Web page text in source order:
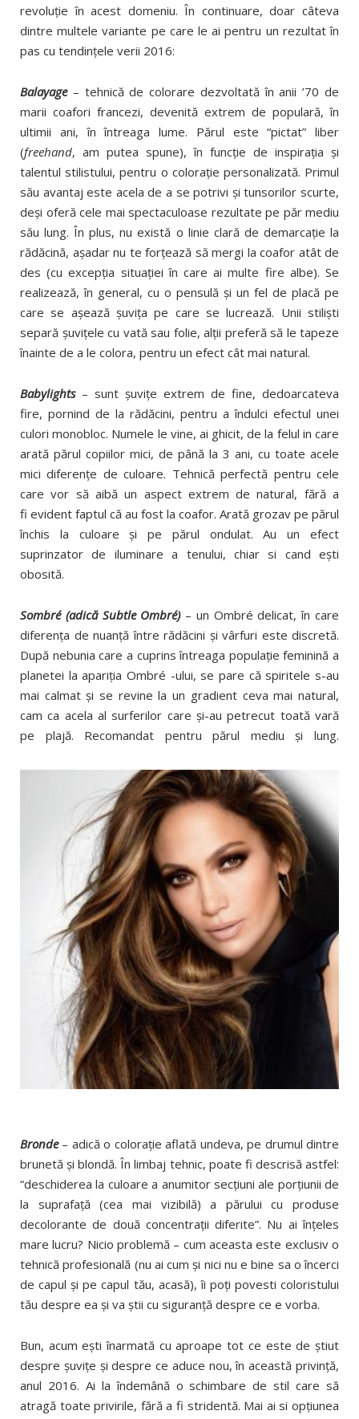
revoluţie în acest domeniu. În continuare, doar câteva
dintre multele variante pe care le ai pentru un rezultat în
pas cu tendinţele verii 2016:
Balayage– tehnică de colorare dezvoltată în anii ’70 de
marii coafori francezi, devenită extrem de populară, în
ultimii ani, în întreaga lume. Părul este “pictat” liber
(freehand, am putea spune), în funcţie de inspiraţia şi
talentul stilistului, pentru o coloraţie personalizată. Primul
său avantaj este acela de a se potrivi şi tunsorilor scurte,
deşi oferă cele mai spectaculoase rezultate pe păr mediu
său lung. În plus, nu există o linie clară de demarcaţie la
rădăcină, aşadar nu te forţează să mergi la coafor atât de
des (cu excepţia situaţiei în care ai multe fire albe). Se
realizează, în general, cu o pensulă şi un fel de placă pe
care se aşează şuviţa pe care se lucrează. Unii stilişti
separă şuviţele cu vată sau folie, alţii preferă să le tapeze
înainte de a le colora, pentru un efect cât mai natural.
Babylights– sunt şuviţe extrem de fine, dedoarcateva
fire, pornind de la rădăcini, pentru a îndulci efectul unei
culori monobloc. Numele le vine, ai ghicit, de la felul in care
arată părul copiilor mici, de până la 3 ani, cu toate acele
mici diferenţe de culoare. Tehnică perfectă pentru cele
care vor să aibă un aspect extrem de natural, fără a
fi evident faptul că au fost la coafor. Arată grozav pe părul
închis la culoare şi pe părul ondulat. Au un efect
suprinzator de iluminare a tenului, chiar si cand eşti
obosită.
Sombré (adică Subtle Ombré)– un Ombré delicat, în care
diferenţa de nuanţă între rădăcini şi vârfuri este discretă.
După nebunia care a cuprins întreaga populaţie feminină a
planetei la apariţia Ombré -ului, se pare că spiritele s-au
mai calmat şi se revine la un gradient ceva mai natural,
cam ca acela al surferilor care şi-au petrecut toată vară
pe plajă. Recomandat pentru părul mediu şi lung.
Bronde – adică o coloraţie aflată undeva, pe drumul dintre
brunetă şi blondă. În limbaj tehnic, poate fi descrisă astfel:
“deschiderea la culoare a anumitor secţiuni ale porţiunii de
la suprafaţă (cea mai vizibilă) a părului cu produse
decolorante de două concentraţii diferite”. Nu ai înţeles
mare lucru? Nicio problemă – cum aceasta este exclusiv o
tehnică profesională (nu ai cum şi nici nu e bine sa o încerci
de capul şi pe capul tău, acasă), îi poţi povesti coloristului
tău despre ea şi va ştii cu siguranţă despre ce e vorba.
Bun, acum eşti înarmată cu aproape tot ce este de ştiut
despre şuviţe şi despre ce aduce nou, în această privinţă,
anul 2016. Ai la îndemână o schimbare de stil care să
atragă toate privirile, fără a fi stridentă. Mai ai si opţiunea